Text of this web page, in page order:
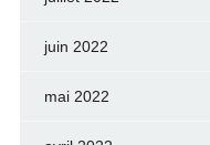
juin 2022
mai 2022